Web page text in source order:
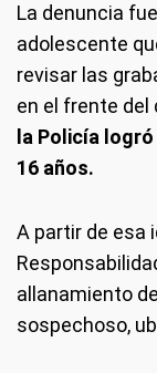
La denuncia
adolescente
revisar las
en el frente del
la Policía
16 años.
A partir de esa
allanamiento
sospechoso,